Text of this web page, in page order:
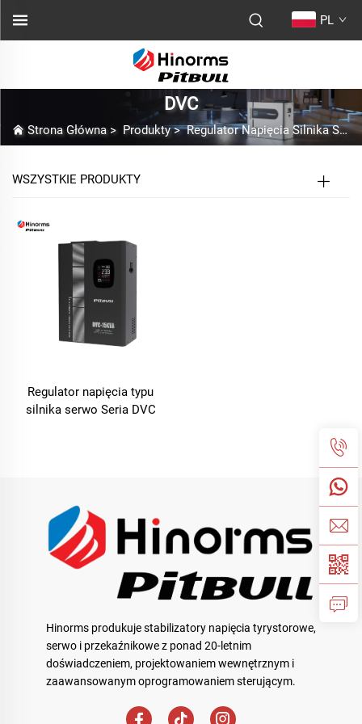
PL
DVC
Strona Główna> Produkty>Regulator Napięcia Silnika Servo
WSZYSTKIE PRODUKTY
Regulator napięcia typu
silnika serwo Seria DVC
Hinorms produkuje stabilizatory napięcia tyrystorowe,
serwo i przekaźnikowe z ponad 20-letnim
doświadczeniem, projektowaniem wewnętrznym i
zaawansowanym oprogramowaniem sterującym.